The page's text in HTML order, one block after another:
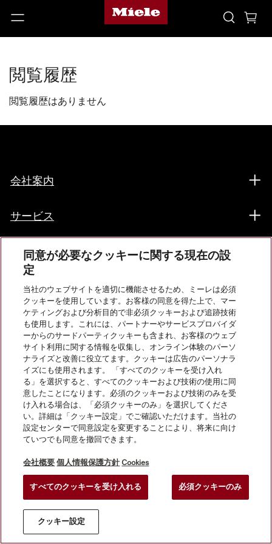
閲覧履歴
閲覧履歴はありません
会社案内
サービス
© Miele Japan Corp. All rights reserved.
同意が必要なクッキーに関する現在の設
定
当社のウェブサイトを適切に機能させるため、ミーレは必須
クッキーを使用しています。お客様の同意を得た上で、マー
ケティングおよび分析目的で非必須クッキーおよび追跡技術
も使用します。これには、パートナーやサービスプロバイダ
ーからのサードパーティクッキーも含まれ、お客様のウェブ
サイト利用に関する情報を収集し、オンライン体験のパーソ
ナライズと改善に役立てます。クッキーは広告のパーソナラ
イズにも使用されます。 「すべてのクッキーを受け入れ
る」を選択すると、すべてのクッキーおよび技術の使用に同
意したことになります。必須のクッキーおよび技術のみを受
け入れる場合は、「必須クッキーのみ」を選択してくださ
い。詳細は「クッキー設定」でご確認いただけます。当社の
設定センターで同意設定を変更することにより、将来に向け
ていつでも同意を撤回できます。
会社概要 個人情報保護方針 Cookies
すべてのクッキーを受け入れる 必須クッキーのみ
クッキー設定